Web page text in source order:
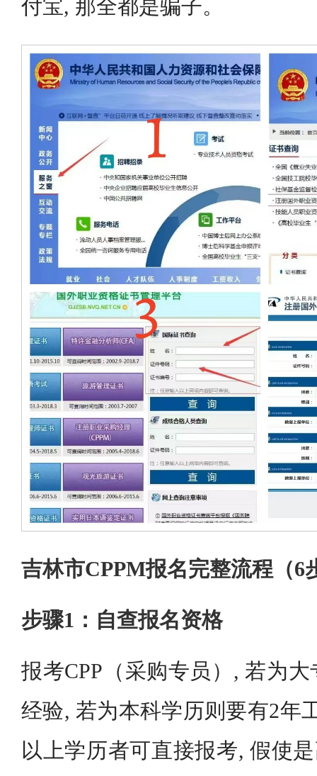
付宝, 那全都是骗子。
吉林市CPPM报名完整流程（6
步骤1：自查报名资格
报考CPP（采购专员）, 若为
经验, 若为本科学历则要有2年
以上学历者可直接报考, 假使